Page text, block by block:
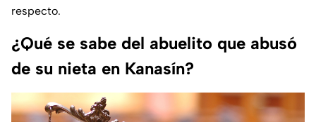
respecto.
¿Qué se sabe del abuelito que abusó
de su nieta en Kanasín?